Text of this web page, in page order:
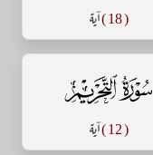
( 18 ) آية
سورة التحريم
( 12 ) آية